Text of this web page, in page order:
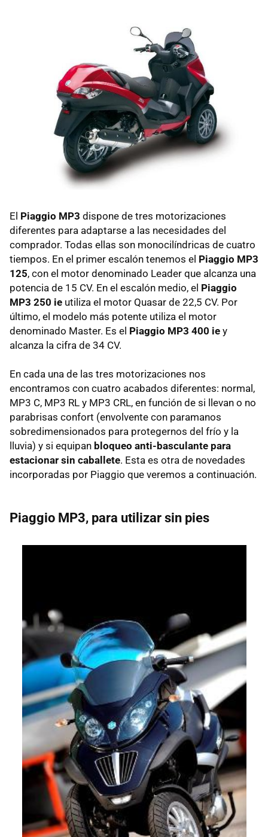
El Piaggio MP3 dispone de tres motorizaciones
diferentes para adaptarse a las necesidades del
comprador. Todas ellas son monocilíndricas de cuatro
tiempos. En el primer escalón tenemos el Piaggio MP3
125, con el motor denominado Leader que alcanza una
potencia de 15 CV. En el escalón medio, el Piaggio
MP3 250 ie utiliza el motor Quasar de 22,5 CV. Por
último, el modelo más potente utiliza el motor
denominado Master. Es el Piaggio MP3 400 ie y
alcanza la cifra de 34 CV.
En cada una de las tres motorizaciones nos
encontramos con cuatro acabados diferentes: normal,
MP3 C, MP3 RL y MP3 CRL, en función de si llevan o no
parabrisas confort (envolvente con paramanos
sobredimensionados para protegernos del frío y la
lluvia) y si equipan bloqueo anti-basculante para
estacionar sin caballete. Esta es otra de novedades
incorporadas por Piaggio que veremos a continuación.
Piaggio MP3, para utilizar sin pies